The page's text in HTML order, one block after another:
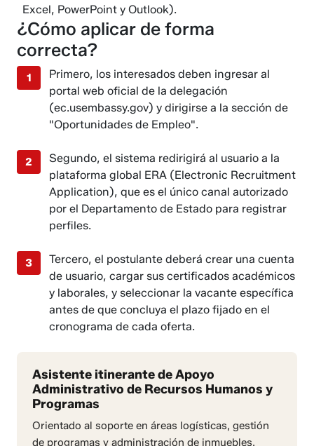
Excel, PowerPoint y Outlook).
¿Cómo aplicar de forma
correcta?
Primero, los interesados deben ingresar al
portal web oficial de la delegación
(ec.usembassy.gov) y dirigirse a la sección de
"Oportunidades de Empleo".
Segundo, el sistema redirigirá al usuario a la
plataforma global ERA (Electronic Recruitment
Application), que es el único canal autorizado
por el Departamento de Estado para registrar
perfiles.
Tercero, el postulante deberá crear una cuenta
de usuario, cargar sus certificados académicos
y laborales, y seleccionar la vacante específica
antes de que concluya el plazo fijado en el
cronograma de cada oferta.
Asistente itinerante de Apoyo
Administrativo de Recursos Humanos y
Programas
Orientado al soporte en áreas logísticas, gestión
de programas y administración de inmuebles.